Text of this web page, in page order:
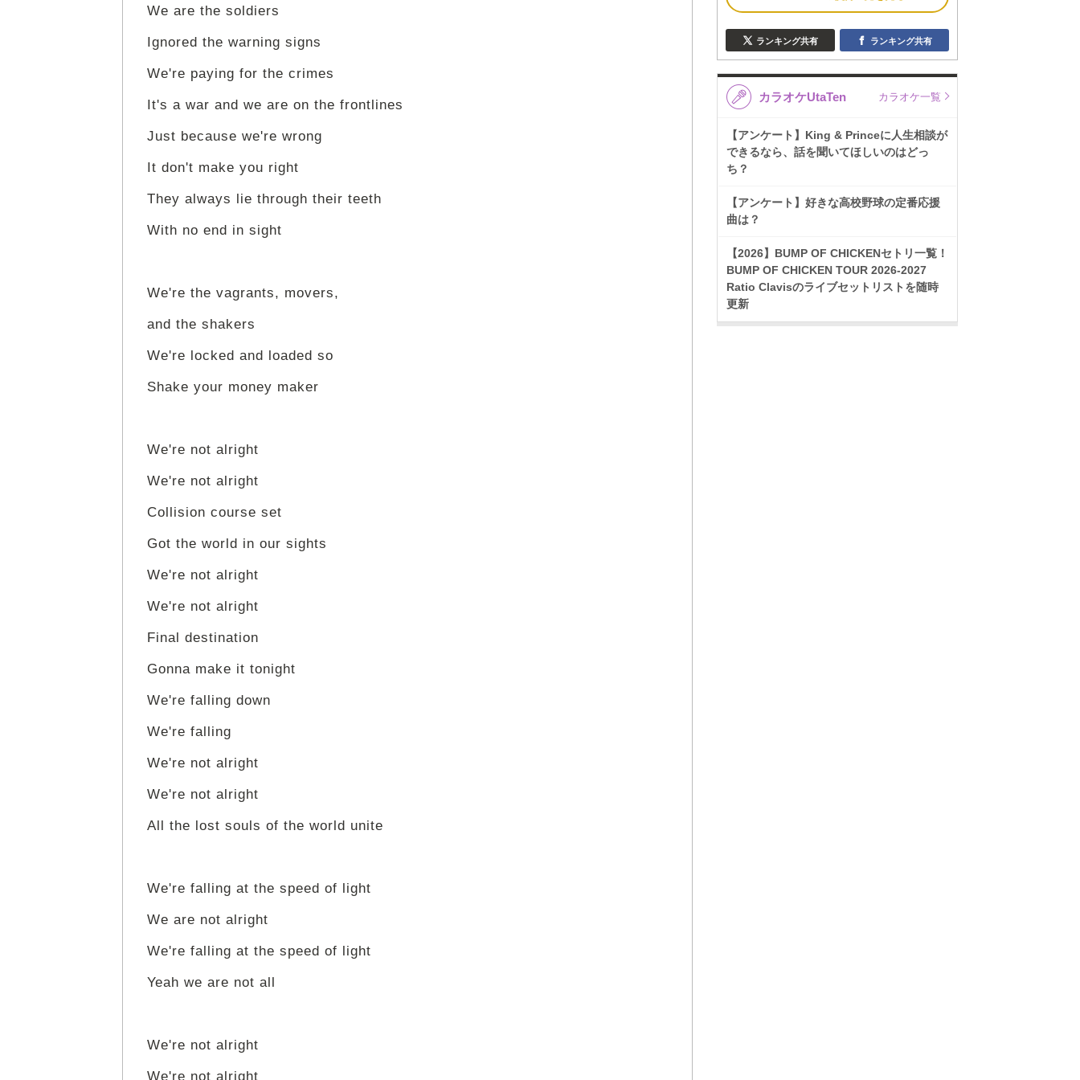
We are the soldiers
Ignored the warning signs
We're paying for the crimes
It's a war and we are on the frontlines
Just because we're wrong
It don't make you right
They always lie through their teeth
With no end in sight
We're the vagrants, movers,
and the shakers
We're locked and loaded so
Shake your money maker
We're not alright
We're not alright
Collision course set
Got the world in our sights
We're not alright
We're not alright
Final destination
Gonna make it tonight
We're falling down
We're falling
We're not alright
We're not alright
All the lost souls of the world unite
We're falling at the speed of light
We are not alright
We're falling at the speed of light
Yeah we are not all
We're not alright
We're not alright
ランキング共有 ランキング共有
カラオケUtaTen カラオケ一覧
【アンケート】King & Princeに人生相談が
できるなら、話を聞いてほしいのはどっ
ち？
【アンケート】好きな高校野球の定番応援
曲は？
【2026】BUMP OF CHICKENセトリ一覧！
BUMP OF CHICKEN TOUR 2026-2027
Ratio Clavisのライブセットリストを随時
更新